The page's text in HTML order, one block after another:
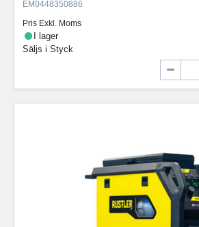
EM0448350886
Pris Exkl. Moms
I lager
Säljs i Styck